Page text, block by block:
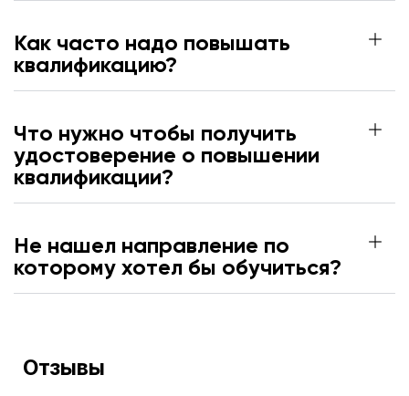
Как часто надо повышать
квалификацию?
Что нужно чтобы получить
удостоверение о повышении
квалификации?
Не нашел направление по
которому хотел бы обучиться?
Отзывы